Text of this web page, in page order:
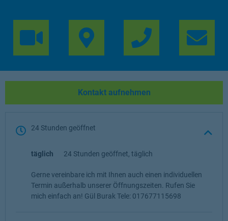
Link Opens in
Kontakt aufnehmen
24 Stunden geöffnet
täglich 24 Stunden geöffnet, täglich
Gerne vereinbare ich mit Ihnen auch einen individuellen
Termin außerhalb unserer Öffnungszeiten. Rufen Sie
mich einfach an! Gül Burak Tele: 017677115698